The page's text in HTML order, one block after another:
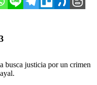
busca justicia por un crimen